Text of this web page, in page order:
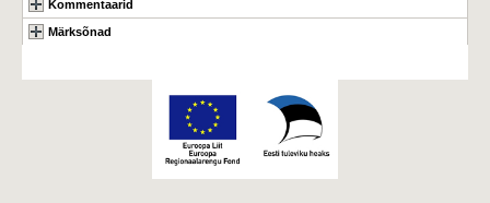
Kommentaarid
Märksõnad